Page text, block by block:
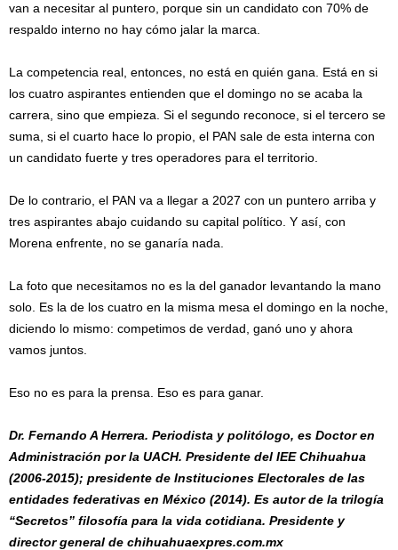
van a necesitar al puntero, porque sin un candidato con 70% de
respaldo interno no hay cómo jalar la marca.
La competencia real, entonces, no está en quién gana. Está en si
los cuatro aspirantes entienden que el domingo no se acaba la
carrera, sino que empieza. Si el segundo reconoce, si el tercero se
suma, si el cuarto hace lo propio, el PAN sale de esta interna con
un candidato fuerte y tres operadores para el territorio.
De lo contrario, el PAN va a llegar a 2027 con un puntero arriba y
tres aspirantes abajo cuidando su capital político. Y así, con
Morena enfrente, no se ganaría nada.
La foto que necesitamos no es la del ganador levantando la mano
solo. Es la de los cuatro en la misma mesa el domingo en la noche,
diciendo lo mismo: competimos de verdad, ganó uno y ahora
vamos juntos.
Eso no es para la prensa. Eso es para ganar.
Dr. Fernando A Herrera. Periodista y politólogo, es Doctor en
Administración por la UACH. Presidente del IEE Chihuahua
(2006-2015); presidente de Instituciones Electorales de las
entidades federativas en México (2014). Es autor de la trilogía
“Secretos” filosofía para la vida cotidiana. Presidente y
director general de chihuahuaexpres.com.mx